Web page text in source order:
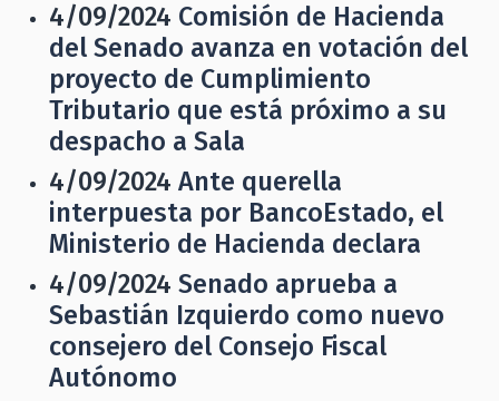
4/09/2024 Comisión de Hacienda
del Senado avanza en votación del
proyecto de Cumplimiento
Tributario que está próximo a su
despacho a Sala
4/09/2024 Ante querella
interpuesta por BancoEstado, el
Ministerio de Hacienda declara
4/09/2024 Senado aprueba a
Sebastián Izquierdo como nuevo
consejero del Consejo Fiscal
Autónomo